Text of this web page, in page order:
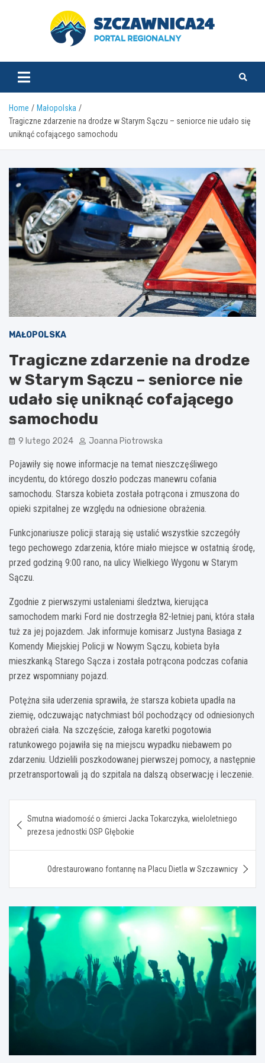
szczawnica24.pl
Home
Małopolska
Tragiczne zdarzenie na drodze w Starym Sączu – seniorce nie udało się
uniknąć cofającego samochodu
MAŁOPOLSKA
Tragiczne zdarzenie na drodze
w Starym Sączu – seniorce nie
udało się uniknąć cofającego
samochodu
9 lutego 2024 Joanna Piotrowska
Pojawiły się nowe informacje na temat nieszczęśliwego
incydentu, do którego doszło podczas manewru cofania
samochodu. Starsza kobieta została potrącona i zmuszona do
opieki szpitalnej ze względu na odniesione obrażenia.
Funkcjonariusze policji starają się ustalić wszystkie szczegóły
tego pechowego zdarzenia, które miało miejsce w ostatnią środę,
przed godziną 9:00 rano, na ulicy Wielkiego Wygonu w Starym
Sączu.
Zgodnie z pierwszymi ustaleniami śledztwa, kierująca
samochodem marki Ford nie dostrzegła 82-letniej pani, która stała
tuż za jej pojazdem. Jak informuje komisarz Justyna Basiaga z
Komendy Miejskiej Policji w Nowym Sączu, kobieta była
mieszkanką Starego Sącza i została potrącona podczas cofania
przez wspomniany pojazd.
Potężna siła uderzenia sprawiła, że starsza kobieta upadła na
ziemię, odczuwając natychmiast ból pochodzący od odniesionych
obrażeń ciała. Na szczęście, załoga karetki pogotowia
ratunkowego pojawiła się na miejscu wypadku niebawem po
zdarzeniu. Udzielili poszkodowanej pierwszej pomocy, a następnie
przetransportowali ją do szpitala na dalszą obserwację i leczenie.
wpisu
Smutna wiadomość o śmierci Jacka Tokarczyka, wieloletniego
prezesa jednostki OSP Głębokie
Odrestaurowano fontannę na Placu Dietla w Szczawnicy